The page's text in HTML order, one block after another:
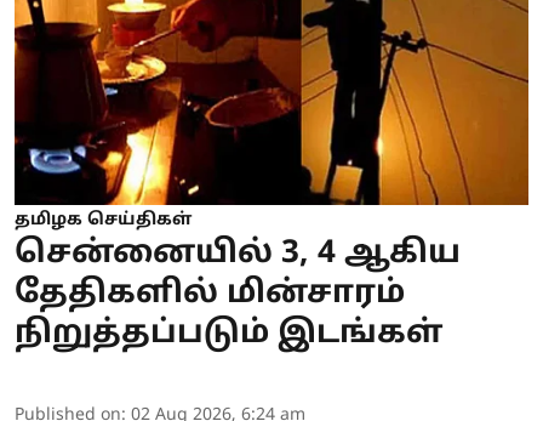
தமிழக செய்திகள்
சென்னையில் 3, 4 ஆகிய
தேதிகளில் மின்சாரம்
நிறுத்தப்படும் இடங்கள்
Published on: 02 Aug 2026, 6:24 am